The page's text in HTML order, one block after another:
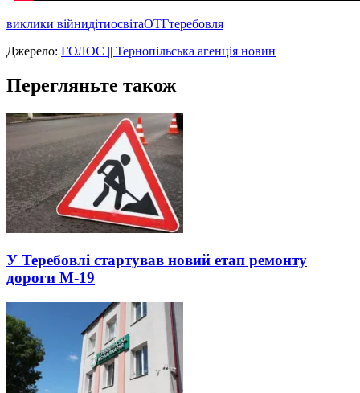
виклики війнидітиосвітаОТГтеребовля
Джерело: ГОЛОС || Тернопільська агенція новин
Перегляньте також
У Теребовлі стартував новий етап ремонту
дороги М-19